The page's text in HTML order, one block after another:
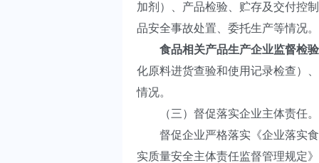
加剂）、产品检验、贮存及交付控
品安全事故处置、委托生产等情况。
食品相关产品生产企业监督检
化原料进货查验和使用记录检查）
情况。
（三）督促落实企业主体责任。
督促企业严格落实《企业落实食
实质量安全主体责任监督管理规定